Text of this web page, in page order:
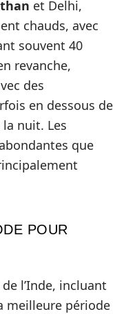
et Delhi,
chauds, avec
souvent 40
revanche,
des
en dessous de
nuit. Les
que
POUR
l’Inde, incluant
meilleure période